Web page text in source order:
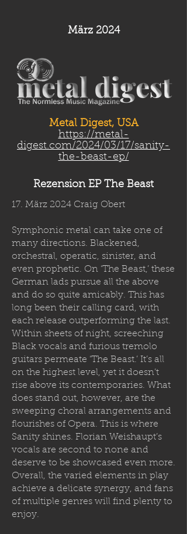
März 2024
Metal Digest, USA
https://metal-
digest.com/2024/03/17/sanity-
the-beast-ep/
Rezension EP The Beast
17. März 2024 Craig Obert
Symphonic metal can take one of
many directions. Blackened,
orchestral, operatic, sinister, and
even prophetic. On ‘The Beast,’ these
German lads pursue all the above
and do so quite amicably. This has
long been their calling card, with
each release outperforming the last.
Within sheets of night, screeching
Black vocals and furious tremolo
guitars permeate ‘The Beast.’ It’s all
on the highest level, yet it doesn’t
rise above its contemporaries. What
does stand out, however, are the
sweeping choral arrangements and
flourishes of Opera. This is where
Sanity shines. Florian Weishaupt’s
vocals are second to none and
deserve to be showcased even more.
Overall, the varied elements in play
achieve a delicate synergy, and fans
of multiple genres will find plenty to
enjoy.